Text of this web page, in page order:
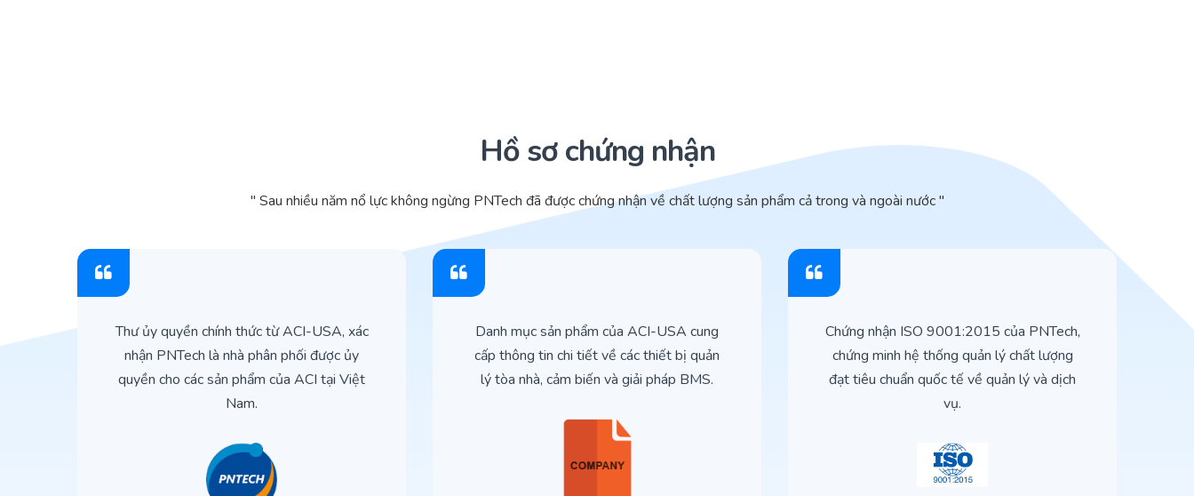
Hồ sơ chứng nhận
" Sau nhiều năm nổ lực không ngừng PNTech đã được chứng nhận về chất lượng sản phẩm cả trong và ngoài nước "
Thư ủy quyền chính thức từ ACI-USA, xác
nhận PNTech là nhà phân phối được ủy
quyền cho các sản phẩm của ACI tại Việt
Nam.
Danh mục sản phẩm của ACI-USA cung
cấp thông tin chi tiết về các thiết bị quản
lý tòa nhà, cảm biến và giải pháp BMS.
Chứng nhận ISO 9001:2015 của PNTech,
chứng minh hệ thống quản lý chất lượng
đạt tiêu chuẩn quốc tế về quản lý và dịch
vụ.